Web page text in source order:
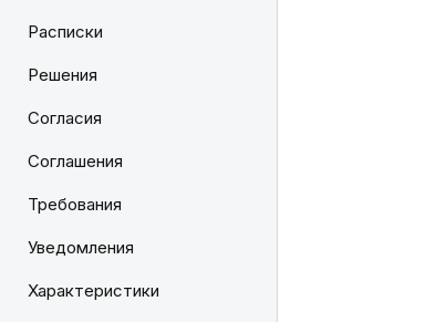
Расписки
Решения
Согласия
Соглашения
Требования
Уведомления
Характеристики